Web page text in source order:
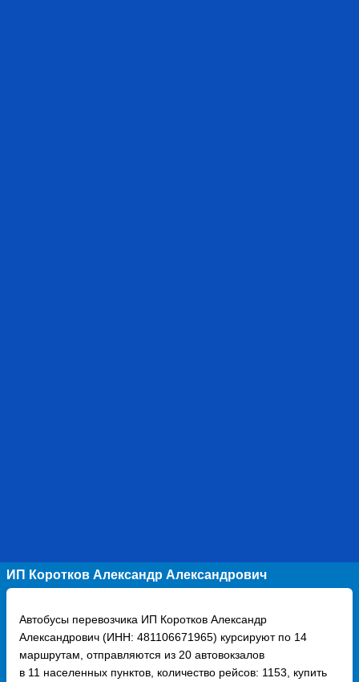
ИП Коротков Александр Александрович
Автобусы перевозчика ИП Коротков Александр
Александрович (ИНН: 481106671965) курсируют по 14
маршрутам, отправляются из 20 автовокзалов
в 11 населенных пунктов, количество рейсов: 1153, купить